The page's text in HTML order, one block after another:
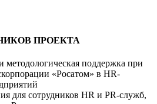
ПРОЕКТА
методологическая поддержка при
«Росатом» в HR-
для сотрудников HR и PR-служб,